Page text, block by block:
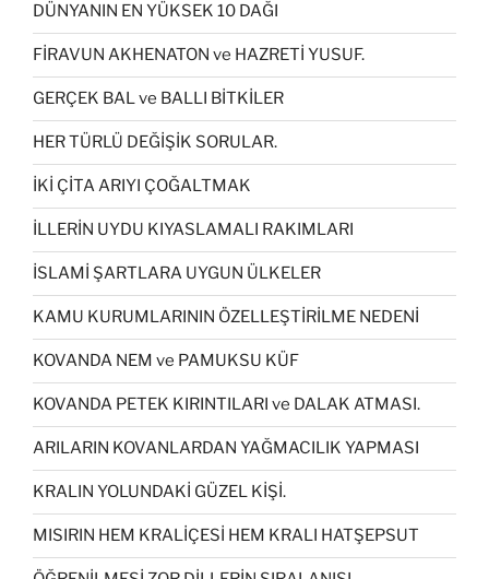
DÜNYANIN EN YÜKSEK 10 DAĞI
FİRAVUN AKHENATON ve HAZRETİ YUSUF.
GERÇEK BAL ve BALLI BİTKİLER
HER TÜRLÜ DEĞİŞİK SORULAR.
İKİ ÇİTA ARIYI ÇOĞALTMAK
İLLERİN UYDU KIYASLAMALI RAKIMLARI
İSLAMİ ŞARTLARA UYGUN ÜLKELER
KAMU KURUMLARININ ÖZELLEŞTİRİLME NEDENİ
KOVANDA NEM ve PAMUKSU KÜF
KOVANDA PETEK KIRINTILARI ve DALAK ATMASI.
ARILARIN KOVANLARDAN YAĞMACILIK YAPMASI
KRALIN YOLUNDAKİ GÜZEL KİŞİ.
MISIRIN HEM KRALİÇESİ HEM KRALI HATŞEPSUT